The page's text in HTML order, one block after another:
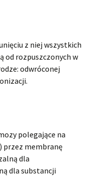
z niej wszystkich
od rozpuszczonych w
odwróconej
polegające na
przez membranę
dla
dla substancji